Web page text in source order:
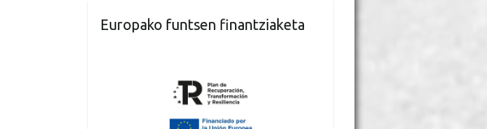
Europako funtsen finantziaketa